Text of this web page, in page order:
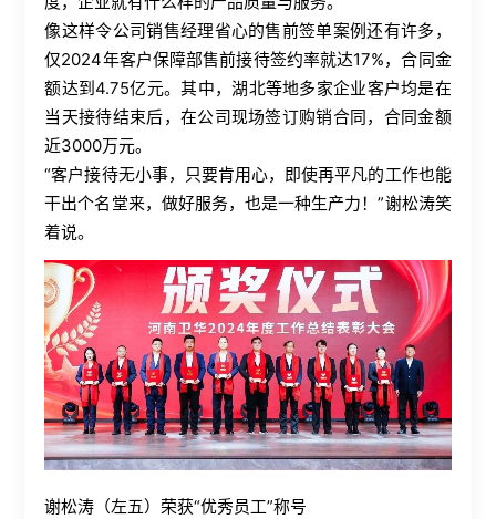
像这样令公司销售经理省心的售前签单案例还有许多，
仅2024年客户保障部售前接待签约率就达17%，合同金
额达到4.75亿元。其中，湖北等地多家企业客户均是在
当天接待结束后，在公司现场签订购销合同，合同金额
近3000万元。
“客户接待无小事，只要肯用心，即使再平凡的工作也能
干出个名堂来，做好服务，也是一种生产力！”谢松涛笑
着说。
谢松涛（左五）荣获“优秀员工”称号